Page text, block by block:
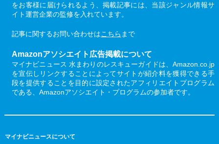
をお客様に届けられるよう、掲載記事には、当該ジャンル情報サ
イト運営企業の監修を入れています。
記事に関するお問い合わせはこちら まで
Amazonアソシエイト広告掲載について
マイナビニュース 水まわりのレスキューガイドは、Amazon.co.jp
を宣伝しリンクすることによってサイトが紹介料を獲得できる手
段を提供することを目的に設定されたアフィリエイトプログラム
である、Amazonアソシエイト・プログラムの参加者です。
マイナビニュースについて